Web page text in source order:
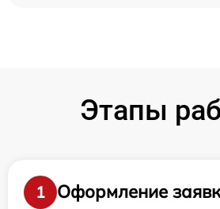
Этапы
1
Оформление